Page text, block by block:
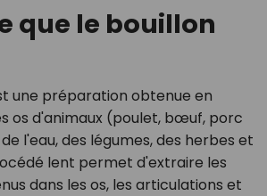
que le bouillon
une préparation obtenue en
os d'animaux (poulet, bœuf, porc
l'eau, des légumes, des herbes et
lent permet d'extraire les
dans les os, les articulations et